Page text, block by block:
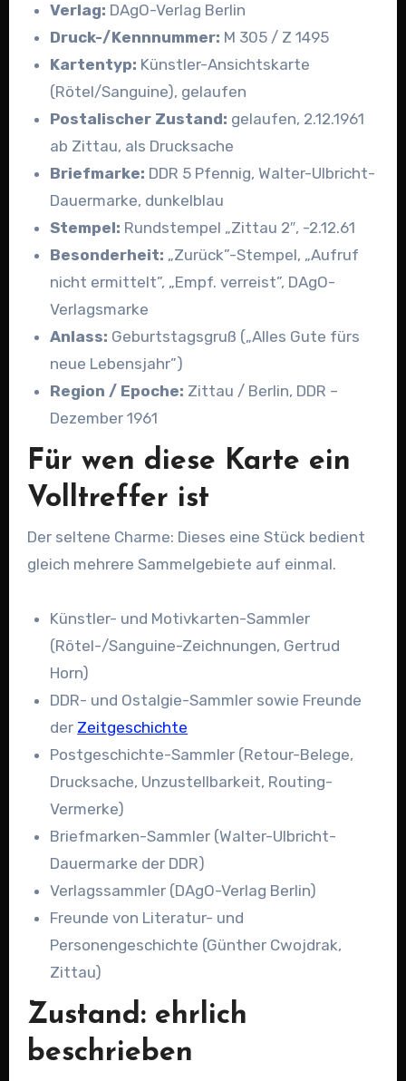
Verlag: DAgO-Verlag Berlin
Druck-/Kennnummer: M 305 / Z 1495
Kartentyp: Künstler-Ansichtskarte
(Rötel/Sanguine), gelaufen
Postalischer Zustand: gelaufen, 2.12.1961
ab Zittau, als Drucksache
Briefmarke: DDR 5 Pfennig, Walter-Ulbricht-
Dauermarke, dunkelblau
Stempel: Rundstempel „Zittau 2″, -2.12.61
Besonderheit: „Zurück”-Stempel, „Aufruf
nicht ermittelt”, „Empf. verreist”, DAgO-
Verlagsmarke
Anlass: Geburtstagsgruß („Alles Gute fürs
neue Lebensjahr”)
Region / Epoche: Zittau / Berlin, DDR –
Dezember 1961
Für wen diese Karte ein
Volltreffer ist
Der seltene Charme: Dieses eine Stück bedient
gleich mehrere Sammelgebiete auf einmal.
Künstler- und Motivkarten-Sammler
(Rötel-/Sanguine-Zeichnungen, Gertrud
Horn)
DDR- und Ostalgie-Sammler sowie Freunde
der Zeitgeschichte
Postgeschichte-Sammler (Retour-Belege,
Drucksache, Unzustellbarkeit, Routing-
Vermerke)
Briefmarken-Sammler (Walter-Ulbricht-
Dauermarke der DDR)
Verlagssammler (DAgO-Verlag Berlin)
Freunde von Literatur- und
Personengeschichte (Günther Cwojdrak,
Zittau)
Zustand: ehrlich
beschrieben